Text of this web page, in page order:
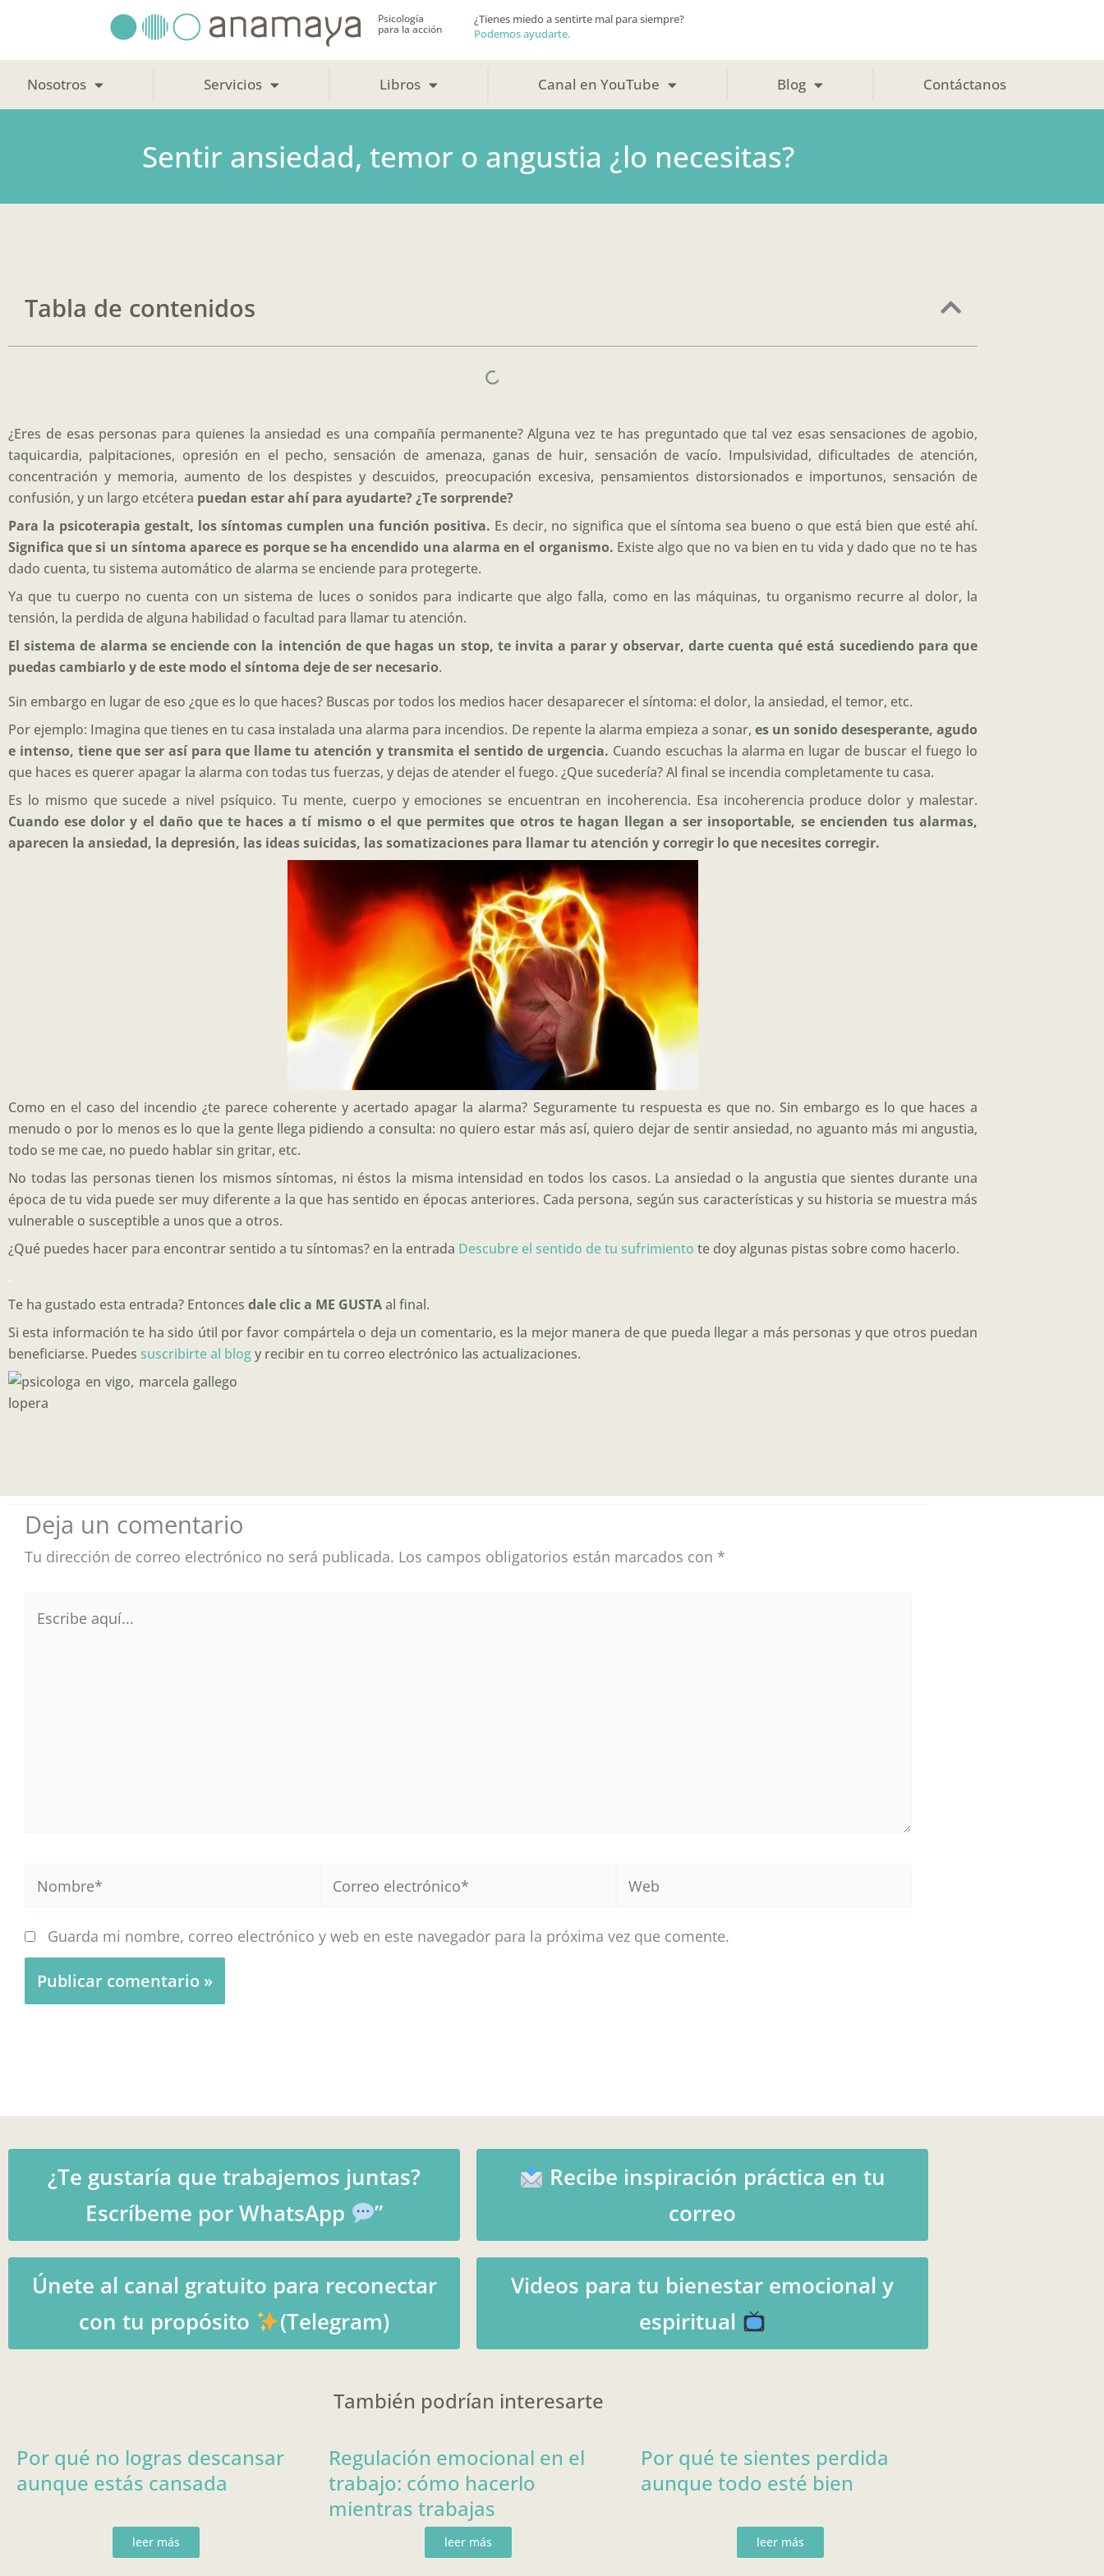
contenido
Psicología
para la acción
¿Tienes miedo a sentirte mal para siempre?
Podemos ayudarte.
Nosotros Servicios Libros Canal en YouTube Blog Contáctanos
Sentir ansiedad, temor o angustia ¿lo necesitas?
Tabla de contenidos
¿Eres de esas personas para quienes la ansiedad es una compañía permanente? Alguna vez te has preguntado que tal vez esas sensaciones de agobio,
taquicardia, palpitaciones, opresión en el pecho, sensación de amenaza, ganas de huir, sensación de vacío. Impulsividad, dificultades de atención,
concentración y memoria, aumento de los despistes y descuidos, preocupación excesiva, pensamientos distorsionados e importunos, sensación de
confusión, y un largo etcétera puedan estar ahí para ayudarte? ¿Te sorprende?
Para la psicoterapia gestalt, los síntomas cumplen una función positiva. Es decir, no significa que el síntoma sea bueno o que está bien que esté ahí.
Significa que si un síntoma aparece es porque se ha encendido una alarma en el organismo. Existe algo que no va bien en tu vida y dado que no te has
dado cuenta, tu sistema automático de alarma se enciende para protegerte.
Ya que tu cuerpo no cuenta con un sistema de luces o sonidos para indicarte que algo falla, como en las máquinas, tu organismo recurre al dolor, la
tensión, la perdida de alguna habilidad o facultad para llamar tu atención.
El sistema de alarma se enciende con la intención de que hagas un stop, te invita a parar y observar, darte cuenta qué está sucediendo para que
puedas cambiarlo y de este modo el síntoma deje de ser necesario.
Sin embargo en lugar de eso ¿que es lo que haces? Buscas por todos los medios hacer desaparecer el síntoma: el dolor, la ansiedad, el temor, etc.
Por ejemplo: Imagina que tienes en tu casa instalada una alarma para incendios. De repente la alarma empieza a sonar, es un sonido desesperante, agudo
e intenso, tiene que ser así para que llame tu atención y transmita el sentido de urgencia. Cuando escuchas la alarma en lugar de buscar el fuego lo
que haces es querer apagar la alarma con todas tus fuerzas, y dejas de atender el fuego. ¿Que sucedería? Al final se incendia completamente tu casa.
Es lo mismo que sucede a nivel psíquico. Tu mente, cuerpo y emociones se encuentran en incoherencia. Esa incoherencia produce dolor y malestar.
Cuando ese dolor y el daño que te haces a tí mismo o el que permites que otros te hagan llegan a ser insoportable, se encienden tus alarmas,
aparecen la ansiedad, la depresión, las ideas suicidas, las somatizaciones para llamar tu atención y corregir lo que necesites corregir.
Como en el caso del incendio ¿te parece coherente y acertado apagar la alarma? Seguramente tu respuesta es que no. Sin embargo es lo que haces a
menudo o por lo menos es lo que la gente llega pidiendo a consulta: no quiero estar más así, quiero dejar de sentir ansiedad, no aguanto más mi angustia,
todo se me cae, no puedo hablar sin gritar, etc.
No todas las personas tienen los mismos síntomas, ni éstos la misma intensidad en todos los casos. La ansiedad o la angustia que sientes durante una
época de tu vida puede ser muy diferente a la que has sentido en épocas anteriores. Cada persona, según sus características y su historia se muestra más
vulnerable o susceptible a unos que a otros.
¿Qué puedes hacer para encontrar sentido a tu síntomas? en la entrada Descubre el sentido de tu sufrimiento te doy algunas pistas sobre como hacerlo.
.
Te ha gustado esta entrada? Entonces dale clic a ME GUSTAal final.
Si esta información te ha sido útil por favor compártela o deja un comentario, es la mejor manera de que pueda llegar a más personas y que otros puedan
beneficiarse. Puedes suscribirte al blogy recibir en tu correo electrónico las actualizaciones.
Deja un comentario
Tu dirección de correo electrónico no será publicada. Los campos obligatorios están marcados con *
Nombre*
Correo
Web
Guarda mi nombre, correo electrónico y web en este navegador para la próxima vez que comente.
¿Te gustaría que trabajemos juntas?
Escríbeme por WhatsApp
”
Únete al canal gratuito para reconectar
con tu propósito
(Telegram)
Recibe inspiración práctica en tu
correo
Videos para tu bienestar emocional y
espiritual
También podrían interesarte
Por qué no logras descansar
aunque estás cansada
leer más
Regulación emocional en el
trabajo: cómo hacerlo
mientras trabajas
leer más
Por qué te sientes perdida
aunque todo esté bien
leer más